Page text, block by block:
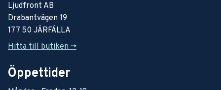
Ljudfront AB
Drabantvägen 19
177 50 JÄRFÄLLA
Hitta till butiken ->
Öppettider